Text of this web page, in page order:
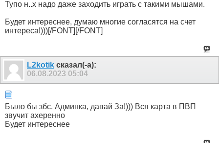
Тупо н..х надо даже заходить играть с такими мышами.
Будет интереснее, думаю многие согласятся на счет
интереса!)))[/FONT][/FONT]
L2kotik сказал(-а):
06.08.2023 05:04
Было бы збс. Админка, давай За!))) Вся карта в ПВП
звучит ахеренно
Будет интереснее